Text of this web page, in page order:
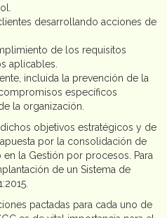
desarrollando acciones de
de los requisitos
aplicables.
incluida la prevención de la
específicos
la organización.
objetivos estratégicos y de
por la consolidación de
la Gestión por procesos. Para
de un Sistema de
pactadas para cada uno de